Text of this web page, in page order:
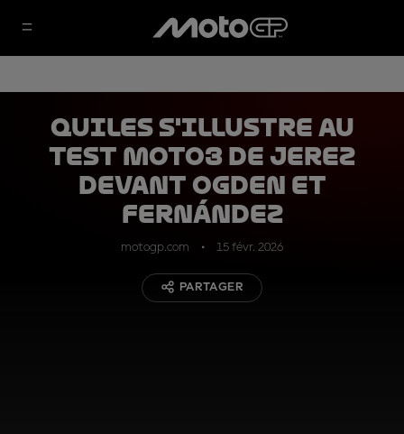
Quiles s'illustre au
Test Moto3 de Jerez
devant Ogden et
Fernández
motogp.com 15 févr. 2026
PARTAGER